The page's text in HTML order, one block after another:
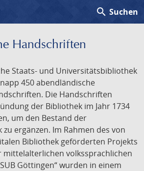
search Suchen
Handschriften
Staats- und Universitätsbibliothek
450 abendländische
Die Handschriften
der Bibliothek im Jahr 1734
um den Bestand der
ergänzen. Im Rahmen des von
Bibliothek geförderten Projekts
mittelalterlichen volkssprachlichen
Göttingen“ wurden in einem